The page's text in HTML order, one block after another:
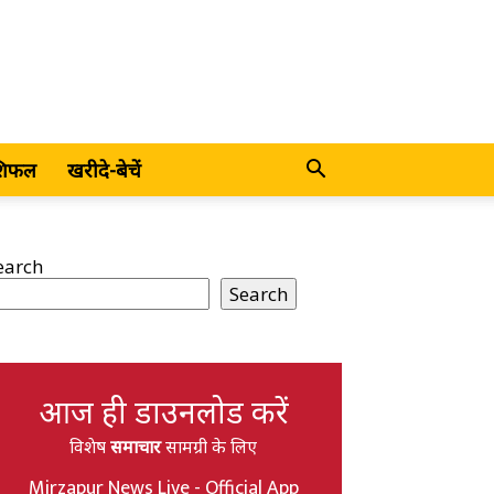
खरीदे-बेचें
Search
आज ही डाउनलोड करें
विशेषसमाचारसामग्री के लिए